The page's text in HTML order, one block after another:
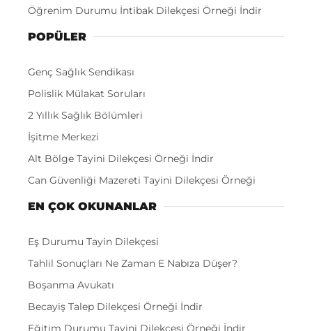
Öğrenim Durumu İntibak Dilekçesi Örneği İndir
POPÜLER
Genç Sağlık Sendikası
Polislik Mülakat Soruları
2 Yıllık Sağlık Bölümleri
İşitme Merkezi
Alt Bölge Tayini Dilekçesi Örneği İndir
Can Güvenliği Mazereti Tayini Dilekçesi Örneği
EN ÇOK OKUNANLAR
Eş Durumu Tayin Dilekçesi
Tahlil Sonuçları Ne Zaman E Nabıza Düşer?
Boşanma Avukatı
Becayiş Talep Dilekçesi Örneği İndir
Eğitim Durumu Tayini Dilekçesi Örneği İndir